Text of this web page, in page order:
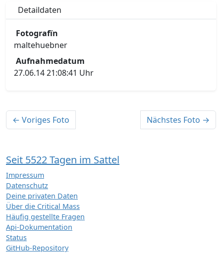
Detaildaten
Fotografïn
maltehuebner
Aufnahmedatum
27.06.14 21:08:41 Uhr
← Voriges Foto Nächstes Foto →
Seit 5522 Tagen im Sattel
Impressum
Datenschutz
Deine privaten Daten
Über die Critical Mass
Häufig gestellte Fragen
Api-Dokumentation
Status
GitHub-Repository